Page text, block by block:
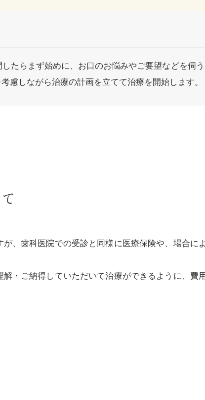
たらまず始めに、お口のお悩みやご要望などを伺
慮しながら治療の計画を立てて治療を開始します。
、歯科医院での受診と同様に医療保険や、場合に
・ご納得していただいて治療ができるように、費